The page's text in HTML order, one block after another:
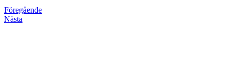
Föregående
Nästa